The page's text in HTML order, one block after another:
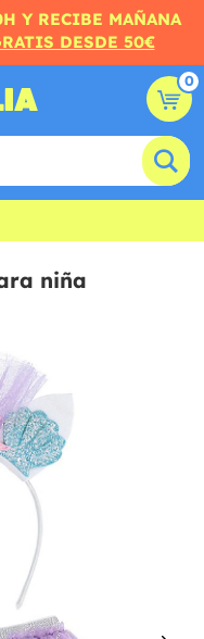
Y RECIBE MAÑANA
DESDE 50€
0
niña